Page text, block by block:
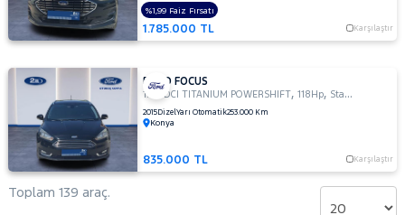
VCT
TREND
X
1.6 TI-VCT
TITANIUM
POWERSHIFT
1.6 TREND
X
OTOMATIK
2.0
1.785.000 TL Karşılaştır
%1,99 Faiz Fırsatı
FORD FOCUS
1.5 TDCI TITANIUM POWERSHIFT,118Hp, StationWagon
2015DizelYarı Otomatik253.000 Km
Konya
835.000 TL Karşılaştır
Toplam 139 araç.